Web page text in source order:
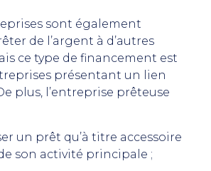
sont également
de l’argent à d’autres
ce type de financement est
présentant un lien
plus, l’entreprise prêteuse
un prêt qu’à titre accessoire
son activité principale ;